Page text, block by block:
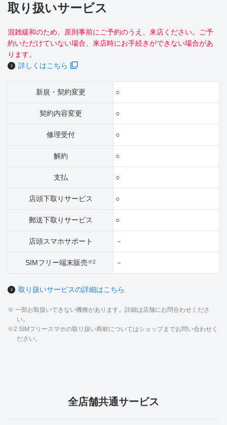
取り扱いサービス
混雑緩和のため、原則事前にご予約のうえ、来店ください。ご予
約いただけていない場合、来店時にお手続きができない場合があ
ります。
詳しくはこちら
新規・契約変更 ○
契約内容変更 ○
修理受付 ○
解約 ○
支払 ○
店頭下取りサービス ○
郵送下取りサービス ○
店頭スマホサポート －
SIMフリー端末販売※2 －
取り扱いサービスの詳細はこちら
※ 一部お取扱いできない機種があります。詳細は店舗にお問合わせくださ
い。
※2 SIMフリースマホの取り扱い商材についてはショップまでお問い合わせく
ださい。
全店舗共通サービス